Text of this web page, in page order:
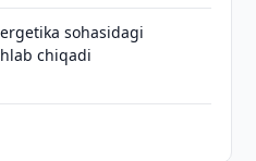
sohasidagi
chiqadi